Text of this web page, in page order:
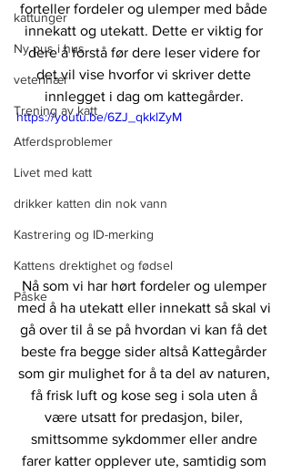
kattunger
Ny pus i hus
veterinær
Trening av katt
Atferdsproblemer
Livet med katt
drikker katten din nok vann
Kastrering og ID-merking
Kattens drektighet og fødsel
Påske
forteller fordeler og ulemper med både
innekatt og utekatt. Dette er viktig for
dere å forstå før dere leser videre for
det vil vise hvorfor vi skriver dette
innlegget i dag om kattegårder.
https://youtu.be/6ZJ_qkklZyM
Nå som vi har hørt fordeler og ulemper
med å ha utekatt eller innekatt så skal vi
gå over til å se på hvordan vi kan få det
beste fra begge sider altså Kattegårder
som gir mulighet for å ta del av naturen,
få frisk luft og kose seg i sola uten å
være utsatt for predasjon, biler,
smittsomme sykdommer eller andre
farer katter opplever ute, samtidig som